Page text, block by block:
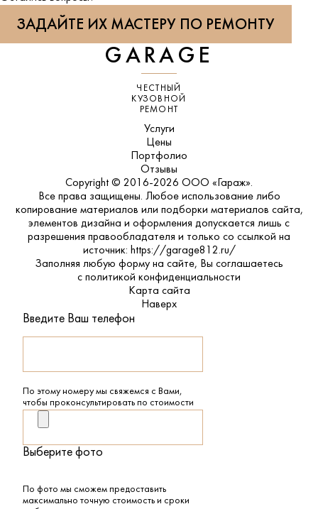
ЗАДАЙТЕ ИХ МАСТЕРУ ПО РЕМОНТУ
GARAGE
ЧЕСТНЫЙ
КУЗОВНОЙ
РЕМОНТ
Услуги
Цены
Портфолио
Отзывы
Copyright © 2016-2026 ООО «Гараж».
Все права защищены. Любое использование либо
копирование материалов или подборки материалов сайта,
элементов дизайна и оформления допускается лишь с
разрешения правообладателя и только со ссылкой на
источник: https://garage812.ru/
Заполняя любую форму на сайте, Вы соглашаетесь
с политикой конфиденциальности
Карта сайта
Наверх
Введите Ваш телефон
По этому номеру мы свяжемся с Вами,
чтобы проконсультировать по стоимости
Выберите фото
По фото мы сможем предоставить
максимально точную стоимость и сроки